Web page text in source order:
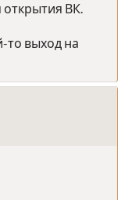
ВК.
то выход на